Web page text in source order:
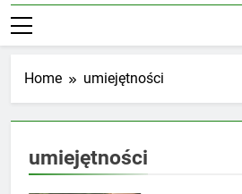
Home umiejętności
umiejętności